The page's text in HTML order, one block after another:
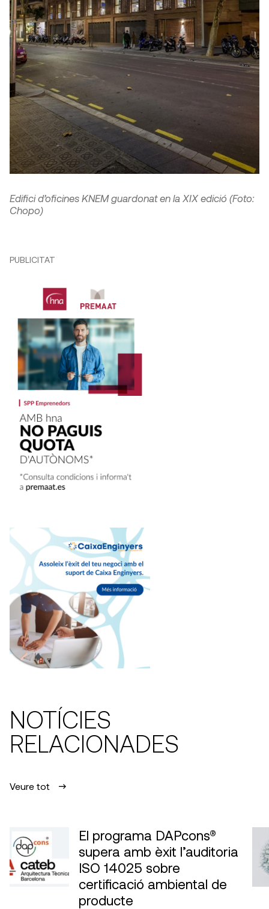
Edifici d’oficines KNEM guardonat en la XIX edició (Foto:
Chopo)
PUBLICITAT
NOTÍCIES
RELACIONADES
Veure tot
El programa DAPcons®
supera amb èxit l’auditoria
ISO 14025 sobre
certificació ambiental de
producte